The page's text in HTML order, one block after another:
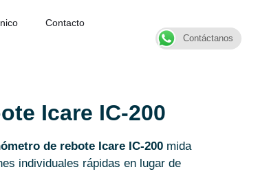
Contacto
Icare IC-200
de rebote Icare IC-200 mida
individuales rápidas en lugar de
Contáctanos